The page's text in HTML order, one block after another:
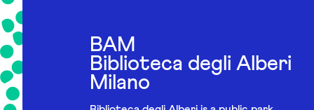
BAM
Biblioteca degli Alberi
Milano